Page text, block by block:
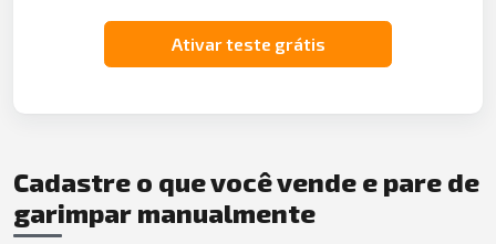
Ativar teste grátis
Cadastre o que você vende e pare de
garimpar manualmente